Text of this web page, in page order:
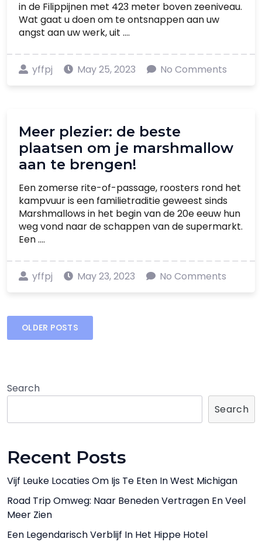
in de Filippijnen met 423 meter boven zeeniveau.
Wat gaat u doen om te ontsnappen aan uw
angst aan uw werk, uit ....
yffpj May 25, 2023 No Comments
Meer plezier: de beste
plaatsen om je marshmallow
aan te brengen!
Een zomerse rite-of-passage, roosters rond het
kampvuur is een familietraditie geweest sinds
Marshmallows in het begin van de 20e eeuw hun
weg vond naar de schappen van de supermarkt.
Een ....
yffpj May 23, 2023 No Comments
Posts
OLDER POSTS
Search
Search
Recent Posts
Vijf Leuke Locaties Om Ijs Te Eten In West Michigan
Road Trip Omweg: Naar Beneden Vertragen En Veel
Meer Zien
Een Legendarisch Verblijf In Het Hippe Hotel